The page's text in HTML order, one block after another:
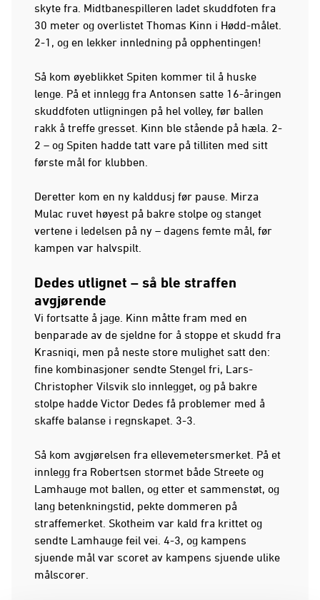
skyte fra. Midtbanespilleren ladet skuddfoten fra
30 meter og overlistet Thomas Kinn i Hødd-målet.
2-1, og en lekker innledning på opphentingen!
Så kom øyeblikket Spiten kommer til å huske
lenge. På et innlegg fra Antonsen satte 16-åringen
skuddfoten utligningen på hel volley, før ballen
rakk å treffe gresset. Kinn ble stående på hæla. 2-
2 – og Spiten hadde tatt vare på tilliten med sitt
første mål for klubben.
Deretter kom en ny kalddusj før pause. Mirza
Mulac ruvet høyest på bakre stolpe og stanget
vertene i ledelsen på ny – dagens femte mål, før
kampen var halvspilt.
Dedes utlignet – så ble straffen
avgjørende
Vi fortsatte å jage. Kinn måtte fram med en
benparade av de sjeldne for å stoppe et skudd fra
Krasniqi, men på neste store mulighet satt den:
fine kombinasjoner sendte Stengel fri, Lars-
Christopher Vilsvik slo innlegget, og på bakre
stolpe hadde Victor Dedes få problemer med å
skaffe balanse i regnskapet. 3-3.
Så kom avgjørelsen fra ellevemetersmerket. På et
innlegg fra Robertsen stormet både Streete og
Lamhauge mot ballen, og etter et sammenstøt, og
lang betenkningstid, pekte dommeren på
straffemerket. Skotheim var kald fra krittet og
sendte Lamhauge feil vei. 4-3, og kampens
sjuende mål var scoret av kampens sjuende ulike
målscorer.